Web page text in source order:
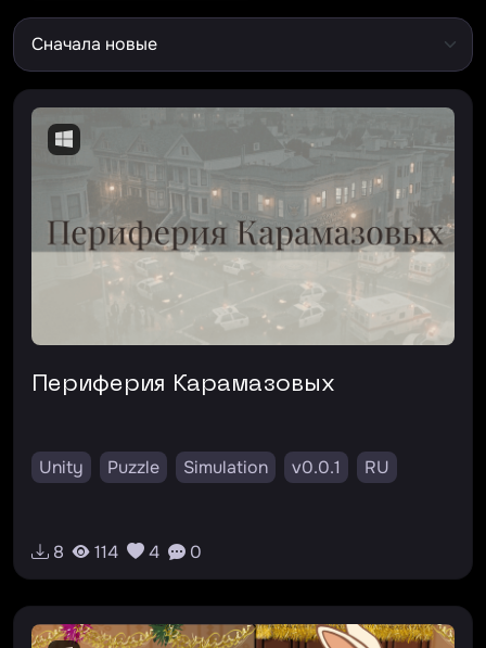
Периферия Карамазовых
Unity Puzzle Simulation v0.0.1 RU
8 114 4 0